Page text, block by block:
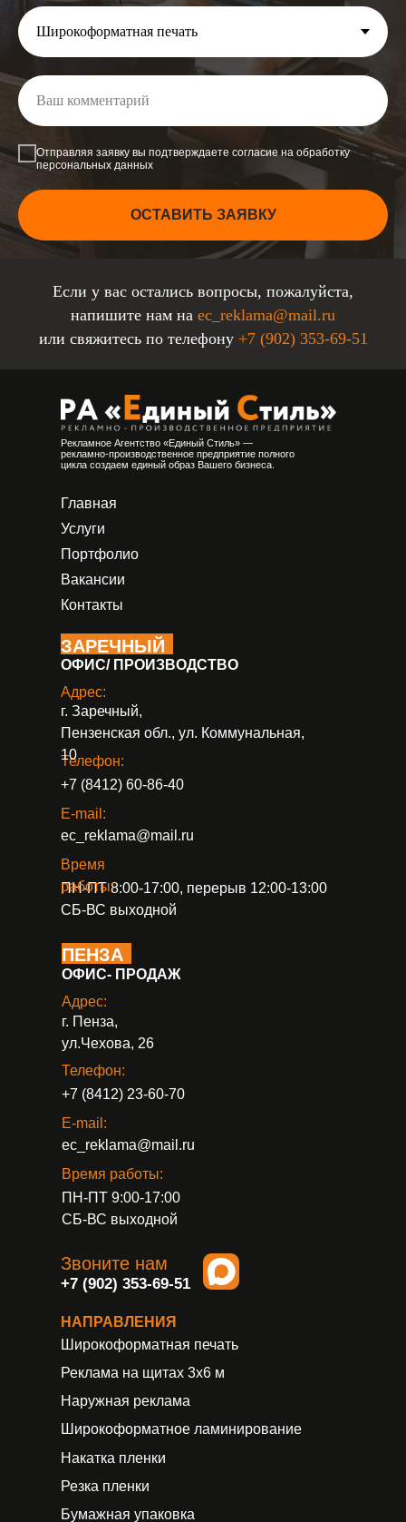
Отправляя заявку вы подтверждаете согласие на обработку
персональных данных
ОСТАВИТЬ ЗАЯВКУ
Если у вас остались вопросы, пожалуйста,
напишите нам на ec_reklama@mail.ru
или свяжитесь по телефону +7 (902) 353-69-51
ПЕНЗА
ОФИС- ПРОДАЖ
ПН-ПТ 9:00-17:00
СБ-ВС выходной
Время работы:
ec_reklama@mail.ru
E-mail:
+7 (8412) 23-60-70
Телефон:
г. Пенза,
ул.Чехова, 26
Адрес:
ПН-ПТ 8:00-17:00, перерыв 12:00-13:00
СБ-ВС выходной
Время
работы:
ec_reklama@mail.ru
E-mail:
+7 (8412) 60-86-40
Телефон:
г. Заречный,
Пензенская обл., ул. Коммунальная,
10
Адрес:
ЗАРЕЧНЫЙ
ОФИС/ ПРОИЗВОДСТВО
Рекламное Агентство «Единый Стиль» —
рекламно-производственное предприятие полного
цикла создаем единый образ Вашего бизнеса.
Звоните нам
+7 (902) 353-69-51
НАПРАВЛЕНИЯ
Бумажная упаковка
Накатка пленки
Резка пленки
Широкоформатное ламинирование
Наружная реклама
Реклама на щитах 3х6 м
Широкоформатная печать
Портфолио
Контакты
Вакансии
Услуги
Главная